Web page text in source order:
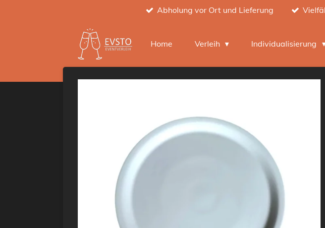
Abholung vor Ort und Lieferung
Home Verleih Individualisierung